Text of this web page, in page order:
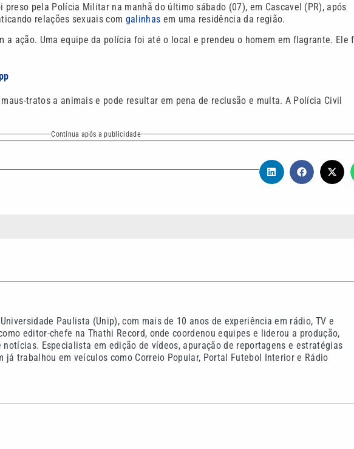
pela Polícia Militar na manhã do último sábado (07), em Cascavel (PR), após
relações sexuais com galinhas em uma residência da região.
a ação. Uma equipe da polícia foi até o local e prendeu o homem em flagrante. Ele
tratos a animais e pode resultar em pena de reclusão e multa. A Polícia Civil
Continua após a publicidade
Paulista (Unip), com mais de 10 anos de experiência em rádio, TV e
editor-chefe na Thathi Record, onde coordenou equipes e liderou a produção,
Especialista em edição de vídeos, apuração de reportagens e estratégias
já trabalhou em veículos como Correio Popular, Portal Futebol Interior e Rádio